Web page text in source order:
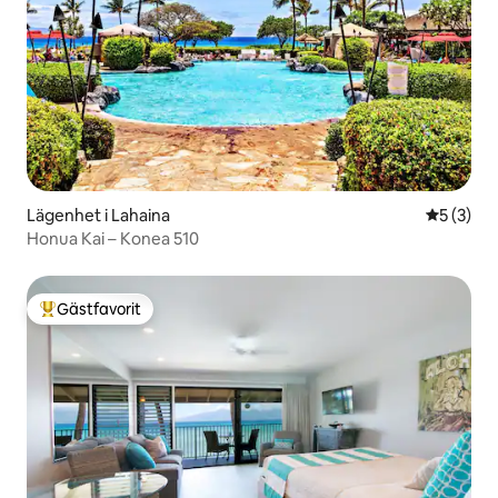
Lägenhet i Lahaina 5 av 5 i
5 (3)
Honua Kai – Konea 510
Populär gästfavorit
Gästfavorit